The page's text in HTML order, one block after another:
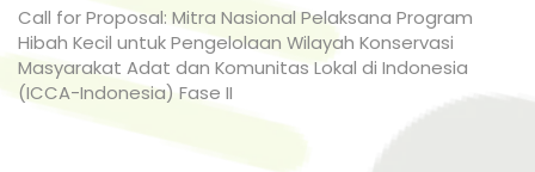
Call for Proposal: Mitra Nasional Pelaksana Program
Hibah Kecil untuk Pengelolaan Wilayah Konservasi
Masyarakat Adat dan Komunitas Lokal di Indonesia
(ICCA-Indonesia) Fase II